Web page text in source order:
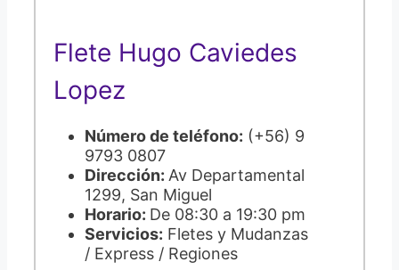
Flete Hugo Caviedes
Lopez
Número de teléfono: (+56) 9
9793 0807
Dirección: Av Departamental
1299, San Miguel
Horario: De 08:30 a 19:30 pm
Servicios: Fletes y Mudanzas
/ Express / Regiones